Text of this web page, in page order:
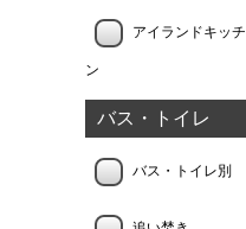
アイランドキッチ
ン
バス・トイレ
バス・トイレ別